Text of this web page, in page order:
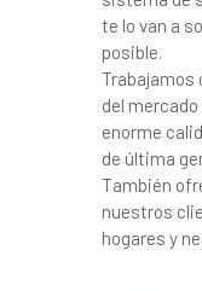
te lo van a
posible.
Trabajamos
del
enorme
de última
También
nuestros
hogares y